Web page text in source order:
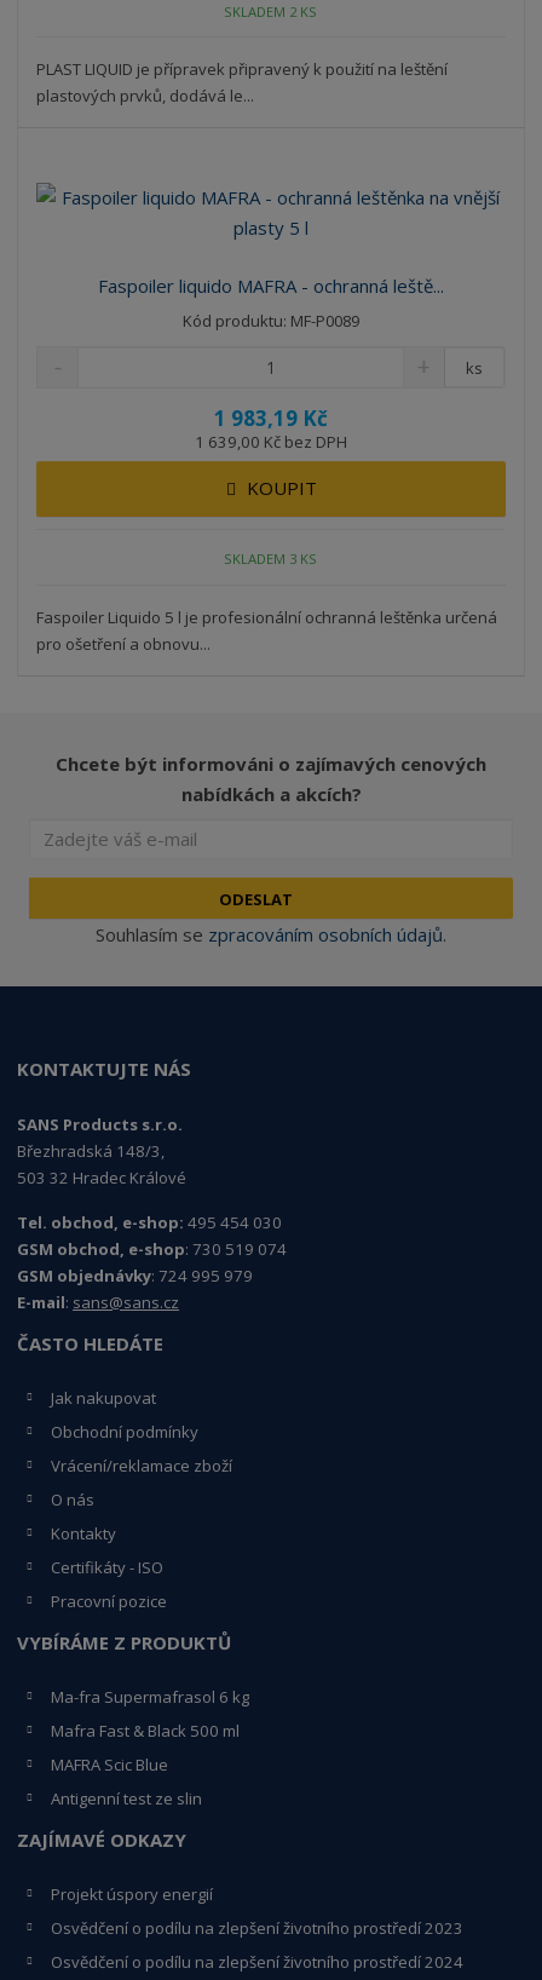
SKLADEM 2 KS
PLAST LIQUID je přípravek připravený k použití na leštění
plastových prvků, dodává le...
Faspoiler liquido MAFRA - ochranná leště...
Kód produktu: MF-P0089
1 983,19 Kč
1 639,00 Kč bez DPH
ks
KOUPIT
SKLADEM 3 KS
Faspoiler Liquido 5 l je profesionální ochranná leštěnka určená
pro ošetření a obnovu...
Chcete být informováni o zajímavých cenových
nabídkách a akcích?
ODESLAT
Souhlasím se zpracováním osobních údajů.
KONTAKTUJTE NÁS
SANS Products s.r.o.
Březhradská 148/3,
503 32 Hradec Králové
Tel. obchod, e-shop: 495 454 030
GSM obchod, e-shop: 730 519 074
GSM objednávky: 724 995 979
E-mail: sans@sans.cz
ČASTO HLEDÁTE
Jak nakupovat
Obchodní podmínky
Vrácení/reklamace zboží
O nás
Kontakty
Certifikáty - ISO
Pracovní pozice
VYBÍRÁME Z PRODUKTŮ
Ma-fra Supermafrasol 6 kg
Mafra Fast & Black 500 ml
MAFRA Scic Blue
Antigenní test ze slin
ZAJÍMAVÉ ODKAZY
Projekt úspory energií
Osvědčení o podílu na zlepšení životního prostředí 2023
Osvědčení o podílu na zlepšení životního prostředí 2024